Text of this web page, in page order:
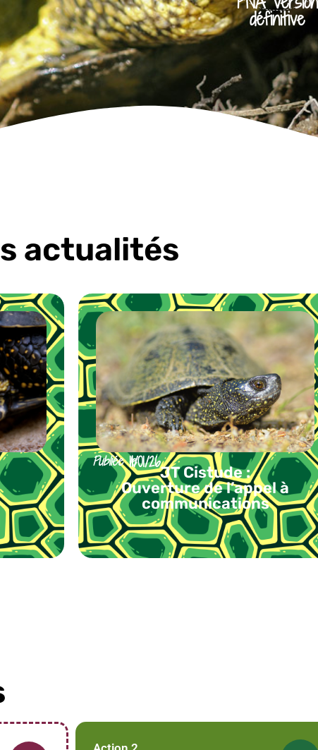
définitive
actualités
Publiée le11/01/26
JT Cistude :
Ouverture de l’appel à
communications